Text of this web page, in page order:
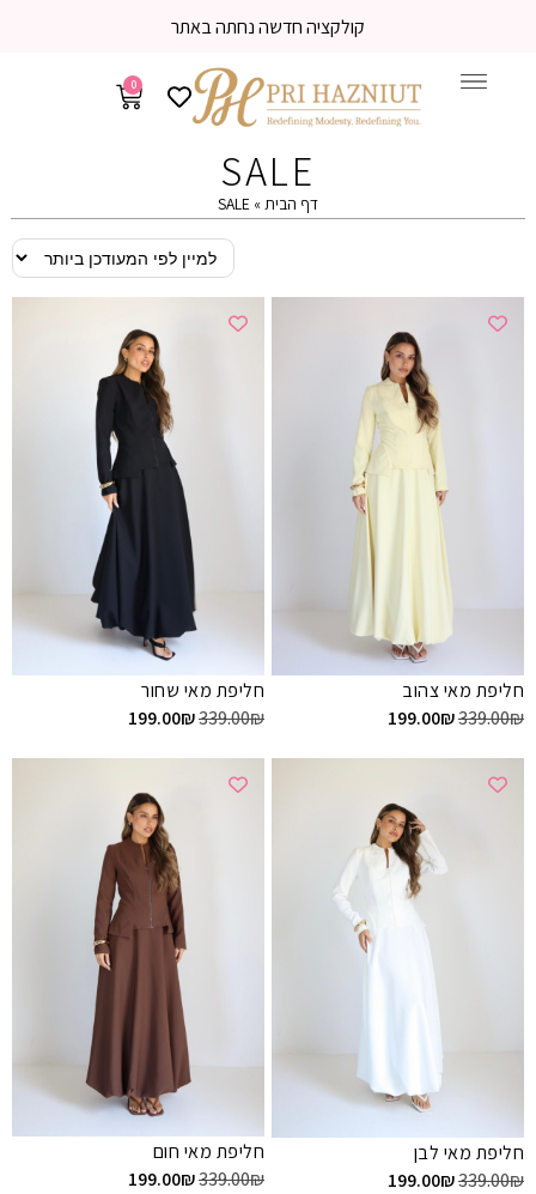
0
SALE
דף הבית»
SALE
חליפת מאי צהוב
339.00₪
199.00₪
חליפת מאי שחור
339.00₪
199.00₪
חליפת מאי לבן
339.00₪
199.00₪
חליפת מאי חום
339.00₪
199.00₪